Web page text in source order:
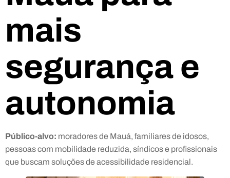
mais
segurança e
autonomia
Público-alvo: moradores de Mauá, familiares de idosos,
pessoas com mobilidade reduzida, síndicos e profissionais
que buscam soluções de acessibilidade residencial.